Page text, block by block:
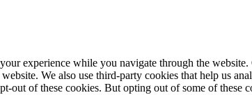
experience while you navigate through the
We also use third-party cookies that help us
out of these cookies. But opting out of some of these